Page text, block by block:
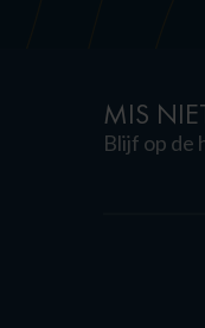
MIS
Blijf op de